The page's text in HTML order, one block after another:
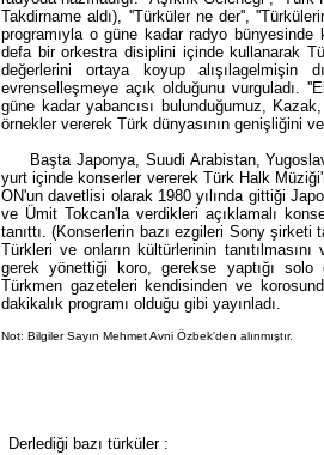
Takdirname aldı), ''Türküler ne der'',
programıyla o güne kadar radyo bünyesinde
defa bir orkestra disiplini içinde kullanarak
değerlerini ortaya koyup alışılagelmişin
evrenselleşmeye açık olduğunu vurguladı.
güne kadar yabancısı bulunduğumuz,
örnekler vererek Türk dünyasının genişliğini
Başta Japonya, Suudi Arabistan,
yurt içinde konserler vererek Türk Halk
ON'un davetlisi olarak 1980 yılında gittiği
ve Ümit Tokcan'la verdikleri açıklamalı
tanıttı. (Konserlerin bazı ezgileri Sony şirketi
Türkleri ve onların kültürlerinin
gerek yönettiği koro, gerekse yaptığı
Türkmen gazeteleri kendisinden ve
dakikalık programı olduğu gibi yayınladı.
Not: Bilgiler Sayın Mehmet Avni Özbek'den alınmıştır.
Derlediği bazı türküler :